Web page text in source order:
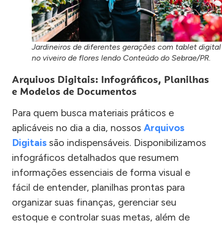
Jardineiros de diferentes gerações com tablet digital
no viveiro de flores lendo Conteúdo do Sebrae/PR.
Arquivos Digitais: Infográficos, Planilhas
e Modelos de Documentos
Para quem busca materiais práticos e
aplicáveis no dia a dia, nossos Arquivos
Digitais são indispensáveis. Disponibilizamos
infográficos detalhados que resumem
informações essenciais de forma visual e
fácil de entender, planilhas prontas para
organizar suas finanças, gerenciar seu
estoque e controlar suas metas, além de